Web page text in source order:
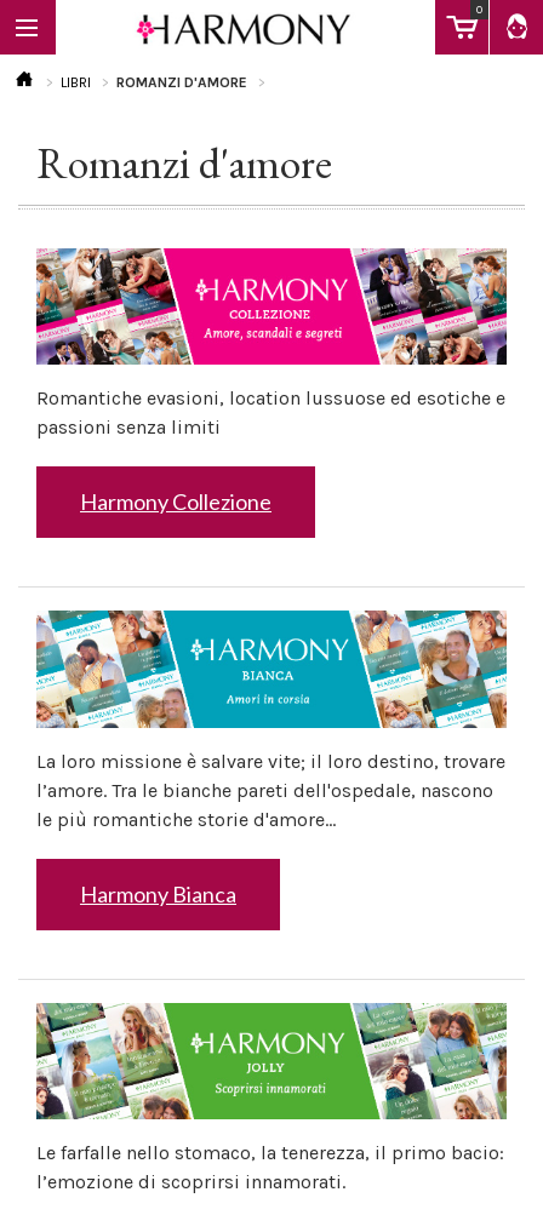
0
EBOOK
LIBRI
Calendario
LIBRI ROMANZI D'AMORE
Romanzi d'amore
Romantiche evasioni, location lussuose ed esotiche e
passioni senza limiti
Harmony Collezione
La loro missione è salvare vite; il loro destino, trovare
l’amore. Tra le bianche pareti dell'ospedale, nascono
le più romantiche storie d'amore...
Harmony Bianca
Le farfalle nello stomaco, la tenerezza, il primo bacio:
l’emozione di scoprirsi innamorati.